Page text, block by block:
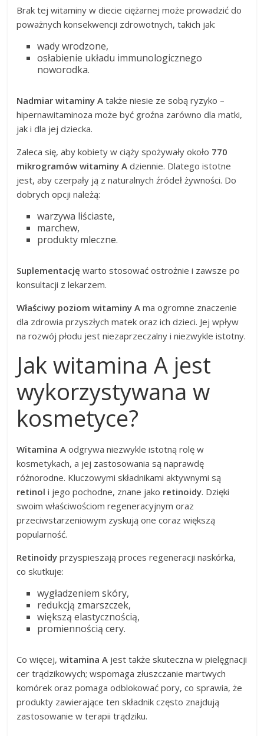
Brak tej witaminy w diecie ciężarnej może prowadzić do
poważnych konsekwencji zdrowotnych, takich jak:
wady wrodzone,
osłabienie układu immunologicznego
noworodka.
Nadmiar witaminy A także niesie ze sobą ryzyko –
hipernawitaminoza może być groźna zarówno dla matki,
jak i dla jej dziecka.
Zaleca się, aby kobiety w ciąży spożywały około 770
mikrogramów witaminy A dziennie. Dlatego istotne
jest, aby czerpały ją z naturalnych źródeł żywności. Do
dobrych opcji należą:
warzywa liściaste,
marchew,
produkty mleczne.
Suplementację warto stosować ostrożnie i zawsze po
konsultacji z lekarzem.
Właściwy poziom witaminy A ma ogromne znaczenie
dla zdrowia przyszłych matek oraz ich dzieci. Jej wpływ
na rozwój płodu jest niezaprzeczalny i niezwykle istotny.
Jak witamina A jest
wykorzystywana w
kosmetyce?
Witamina A odgrywa niezwykle istotną rolę w
kosmetykach, a jej zastosowania są naprawdę
różnorodne. Kluczowymi składnikami aktywnymi są
retinol i jego pochodne, znane jako retinoidy. Dzięki
swoim właściwościom regeneracyjnym oraz
przeciwstarzeniowym zyskują one coraz większą
popularność.
Retinoidy przyspieszają proces regeneracji naskórka,
co skutkuje:
wygładzeniem skóry,
redukcją zmarszczek,
większą elastycznością,
promiennością cery.
Co więcej,witamina A jest także skuteczna w pielęgnacji
cer trądzikowych; wspomaga złuszczanie martwych
komórek oraz pomaga odblokować pory, co sprawia, że
produkty zawierające ten składnik często znajdują
zastosowanie w terapii trądziku.